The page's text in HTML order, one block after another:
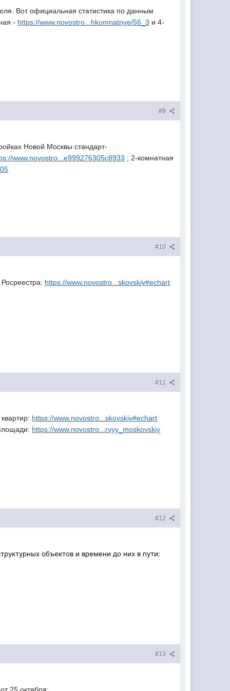
Вот официальная статистика по данным
- https://www.novostro...hkomnatnye/56_3 и 4-
#9
Новой Москвы стандарт-
www.novostro...e999276305c8933 ; 2-комнатная
#10
https://www.novostro...skovskiy#echart
#11
https://www.novostro...skovskiy#echart
https://www.novostro...rvyy_moskovskiy
#12
объектов и времени до них в пути:
#13